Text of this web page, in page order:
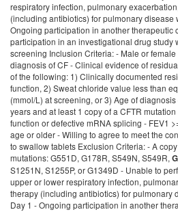
respiratory infection, pulmonary
(including antibiotics) for pulmonary disease
Ongoing participation in another therapeutic
participation in an investigational drug study
screening Inclusion Criteria: - Male or
diagnosis of CF - Clinical evidence of
of the following: 1) Clinically documented
function, 2) Sweat chloride value less than
(mmol/L) at screening, or 3) Age of
years and at least 1 copy of a CFTR
function or defective mRNA splicing - FEV1
age or older - Willing to agree to meet the
to swallow tablets Exclusion Criteria: - A
mutations: G551D, G178R, S549N, S549R,
S1251N, S1255P, or G1349D - Unable to
upper or lower respiratory infection,
therapy (including antibiotics) for pulmonary
Day 1 - Ongoing participation in another